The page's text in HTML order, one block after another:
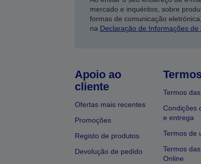
mercado e inquéritos, sobre
formas de comunicação
na Declaração de Informações de
Apoio ao
cliente
Ofertas mais recentes
Promoções
Registo de produtos
Devolução de pedido
Termos
Condições
e entrega
Termos de
Termos
Online